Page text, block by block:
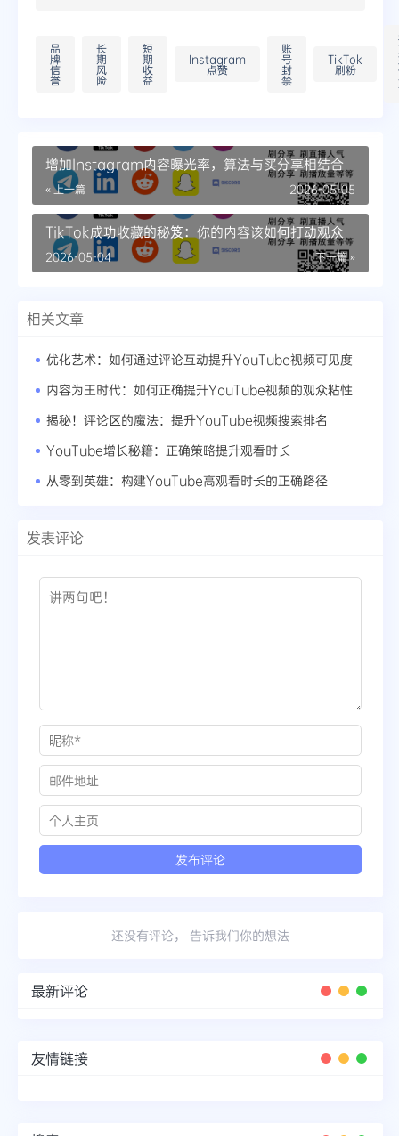
品
牌
信
誉
长
期
风
险
短
期
收
益
Instagram
点赞
账
号
封
禁
TikTok
刷粉
增加Instagram内容曝光率，算法与买分享相结合
« 上一篇 2026-05-05
TikTok成功收藏的秘笈：你的内容该如何打动观众
下一篇 »
2026-05-04
相关文章
优化艺术：如何通过评论互动提升YouTube视频可见度
内容为王时代：如何正确提升YouTube视频的观众粘性
揭秘！评论区的魔法：提升YouTube视频搜索排名
YouTube增长秘籍：正确策略提升观看时长
从零到英雄：构建YouTube高观看时长的正确路径
发表评论
还没有评论， 告诉我们你的想法
最新评论
友情链接